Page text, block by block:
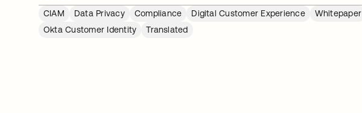
CIAM
Data Privacy Compliance Digital Customer Experience
Whitepaper
Okta Customer Identity
Translated